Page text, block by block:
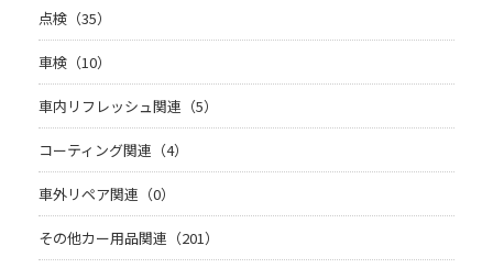
点検（35）
車検（10）
車内リフレッシュ関連（5）
コーティング関連（4）
車外リペア関連（0）
その他カー用品関連（201）